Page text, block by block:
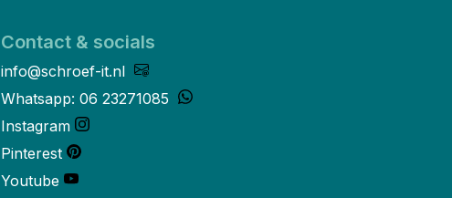
Contact & socials
info@schroef-it.nl
Whatsapp: 06 23271085
Instagram
Pinterest
Youtube